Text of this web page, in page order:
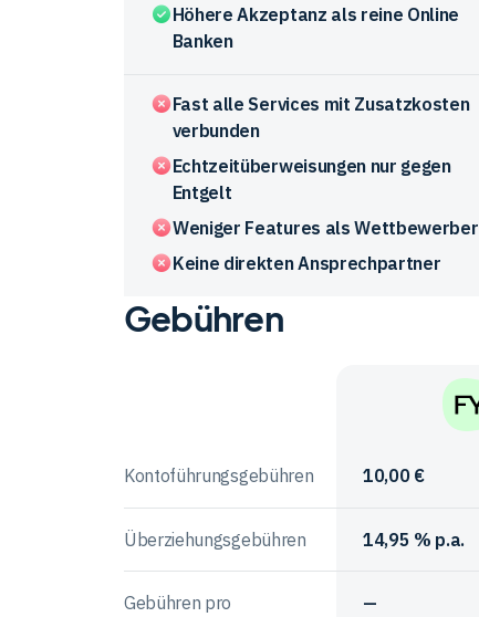
Höhere Akzeptanz als reine Online
Banken
Fast alle Services mit Zusatzkosten
verbunden
Echtzeitüberweisungen nur gegen
Entgelt
Weniger Features als Wettbewerber
Keine direkten Ansprechpartner
Vergleichstabelle
zu
der
Gebühren
Kontoführungsgebühren
10,00 €
Überziehungsgebühren 14,95 % p.a.
Gebühren pro
—